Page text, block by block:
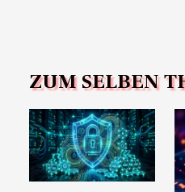
ZUM SELBEN